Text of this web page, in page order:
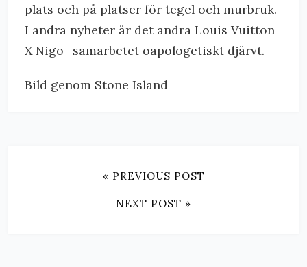
plats och på platser för tegel och murbruk.
I andra nyheter är det andra Louis Vuitton
X Nigo -samarbetet oapologetiskt djärvt.
Bild genom Stone Island
« PREVIOUS POST
NEXT POST »